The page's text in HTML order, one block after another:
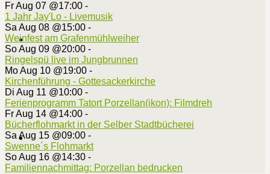
Fr Aug 07 @17:00 -
1 Jahr Jay'Lo - Livemusik
Sa Aug 08 @15:00 -
Weinfest am Grafenmühlweiher
So Aug 09 @20:00 -
Ringelspü live im Jungbrunnen
Mo Aug 10 @19:00 -
Kirchenführung - Gottesackerkirche
Di Aug 11 @10:00 -
Ferienprogramm Tatort Porzellan(ikon): Filmdreh
Fr Aug 14 @14:00 -
Bücherflohmarkt in der Selber Stadtbücherei
Sa Aug 15 @09:00 -
Swenne´s Flohmarkt
So Aug 16 @14:30 -
Familiennachmittag: Porzellan bedrucken